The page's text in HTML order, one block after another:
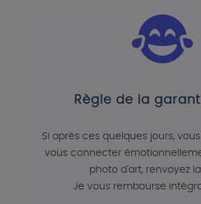
Règle de la
Si après ces quelques jours,
vous connecter
photo d'art, renvoyez
Je vous rembourse